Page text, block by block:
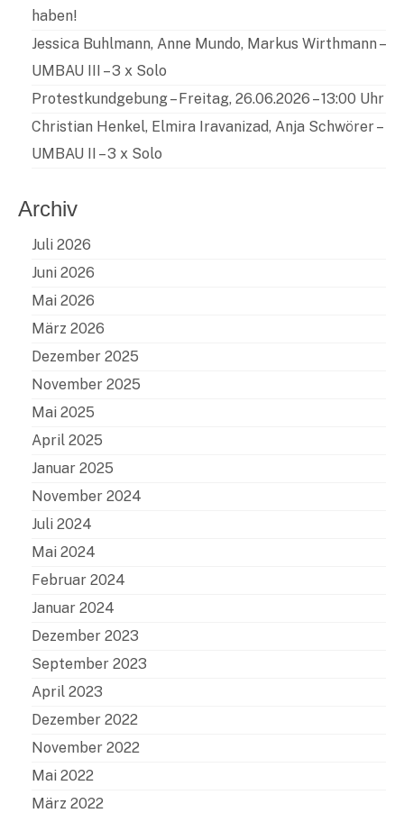
haben!
Jessica Buhlmann, Anne Mundo, Markus Wirthmann –
UMBAU III – 3 x Solo
Protestkundgebung – Freitag, 26.06.2026 – 13:00 Uhr
Christian Henkel, Elmira Iravanizad, Anja Schwörer –
UMBAU II – 3 x Solo
Archiv
Juli 2026
Juni 2026
Mai 2026
März 2026
Dezember 2025
November 2025
Mai 2025
April 2025
Januar 2025
November 2024
Juli 2024
Mai 2024
Februar 2024
Januar 2024
Dezember 2023
September 2023
April 2023
Dezember 2022
November 2022
Mai 2022
März 2022